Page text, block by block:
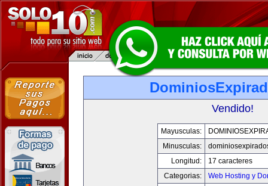
Vendido!
Mayusculas:
Minusculas:
Longitud:
17 caracteres
Categorias:
Web Hosting y